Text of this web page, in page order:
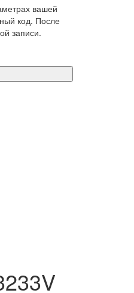
вашей
код. После
записи.